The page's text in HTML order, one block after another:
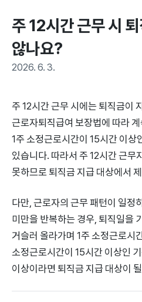
주 12시간 근무 시
않나요?
2026. 6. 3.
주 12시간 근무 시에는 퇴직금이
근로자퇴직급여 보장법에 따라
1주 소정근로시간이 15시간 이상
있습니다. 따라서 주 12시간 근무
못하므로 퇴직금 지급 대상에서
다만, 근로자의 근무 패턴이 일정
미만을 반복하는 경우, 퇴직일을
거슬러 올라가며 1주 소정근로시
소정근로시간이 15시간 이상인
이상이라면 퇴직금 지급 대상이